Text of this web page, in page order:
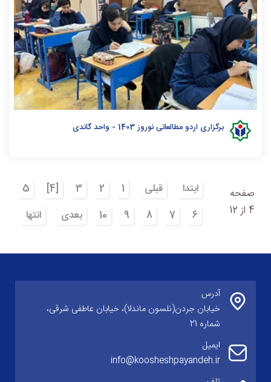
برگزاری اردو مطالعاتی نوروز 1403 - واحد گاندی
صفحه
4 از 12
ابتدا قبلی 1
2
3
[4]
5
6
7
8
9
10 بعدی انتها
آدرس
خیابان جردن(نلسون ماندلا)، خیابان عاطفی شرقی،
شماره 21
ایمیل
info@koosheshpayandeh.ir